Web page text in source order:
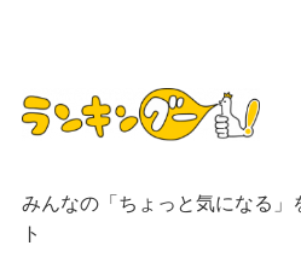
みんなの「ちょっと気になる」
ト